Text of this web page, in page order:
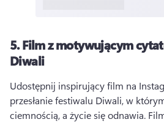
5.Film z motywującym
Diwali
Udostępnij inspirujący film na
przesłanie festiwalu Diwali, w
ciemnością, a życie się odnawia.